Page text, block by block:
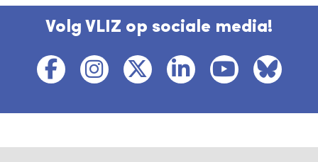
Volg VLIZ op sociale media!